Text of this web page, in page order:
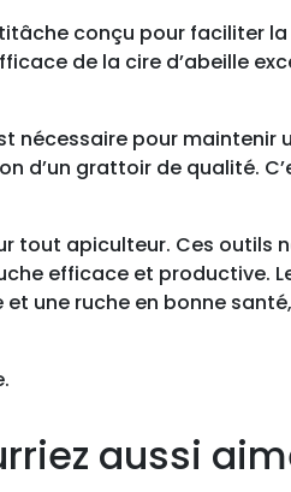
conçu pour faciliter
de la cire d’abeille
nécessaire pour maintenir
d’un grattoir de qualité.
tout apiculteur. Ces outils
efficace et productive.
une ruche en bonne
aussi